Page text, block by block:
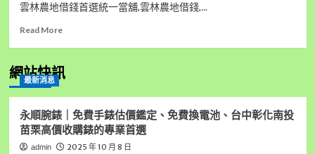
雲林農地借錢首選統一當舖,雲林農地借錢,...
Read MoreRead
雲
林
農
地
借
錢
首
網站快訊
最新消息
永順腕錶｜免費手錶估價鑑定、免費換電池、台中彰化南投
苗栗高價收購錶的專業首選
admin 2025 年 10 月 8 日